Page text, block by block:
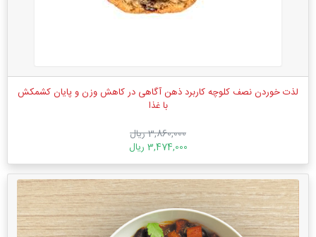
لذت خوردن نصف کلوچه کاربرد ذهن ‌آگاهی در کاهش وزن و پایان کشمکش
با غذا
3,860,000 ریال
3,474,000 ریال